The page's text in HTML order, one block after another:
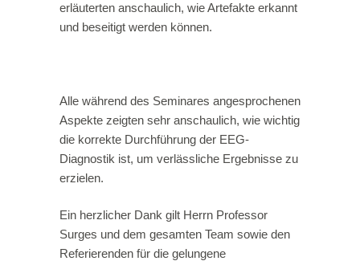
erläuterten anschaulich, wie Artefakte erkannt
und beseitigt werden können.
Alle während des Seminares angesprochenen
Aspekte zeigten sehr anschaulich, wie wichtig
die korrekte Durchführung der EEG-
Diagnostik ist, um verlässliche Ergebnisse zu
erzielen.
Ein herzlicher Dank gilt Herrn Professor
Surges und dem gesamten Team sowie den
Referierenden für die gelungene